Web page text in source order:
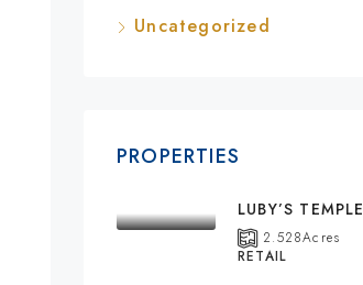
Uncategorized
PROPERTIES
LUBY’S TEMPLE
2.528Acres
RETAIL